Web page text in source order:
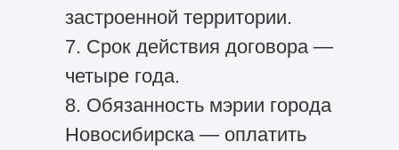
застроенной территории.
7. Срок действия договора —
четыре года.
8. Обязанность мэрии города
Новосибирска — оплатить